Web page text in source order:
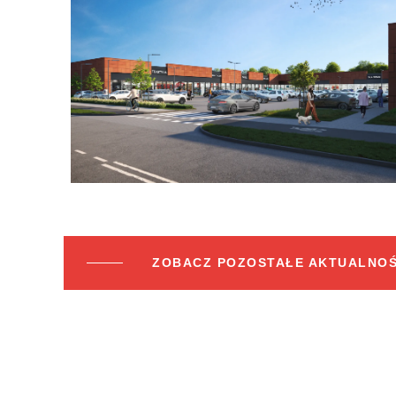
ZOBACZ POZOSTAŁE